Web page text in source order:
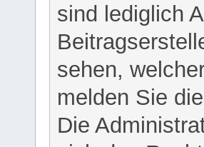
sind lediglich
sehen,
melden Sie
Die